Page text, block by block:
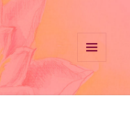
MENÜ
UND
WIDGETS